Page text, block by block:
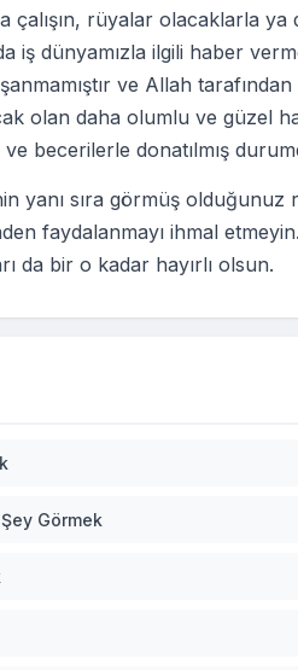
çalışın, rüyalar olacaklarla ya
iş dünyamızla ilgili haber
ve Allah
olan daha olumlu ve güzel
becerilerle donatılmış
yanı sıra görmüş olduğunuz
faydalanmayı ihmal
da bir o kadar hayırlı olsun.
Görmek